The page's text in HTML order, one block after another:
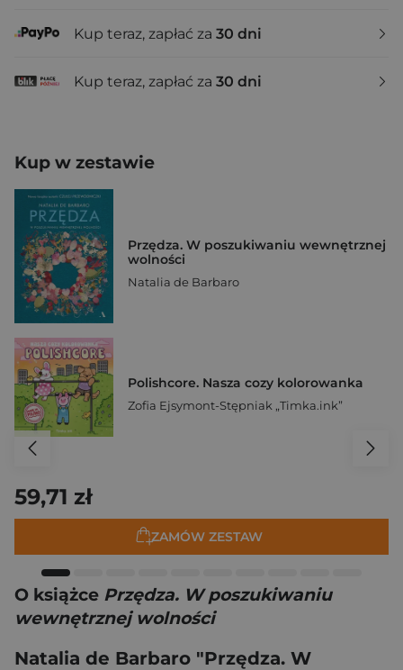
Kup teraz, zapłać za 30 dni
Kup teraz, zapłać za 30 dni
Kup w zestawie
Przędza. W poszukiwaniu wewnętrznej
wolności
Natalia de Barbaro
Polishcore. Nasza cozy kolorowanka
Zofia Ejsymont-Stępniak „Timka.ink”
59,71 zł
ZAMÓW ZESTAW
O książce Przędza. W poszukiwaniu
wewnętrznej wolności
Natalia de Barbaro "Przędza. W